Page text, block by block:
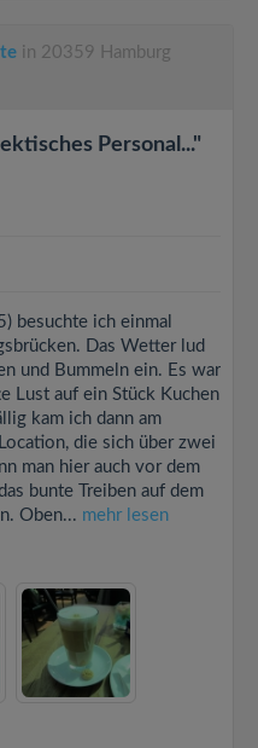
in 20359 Hamburg
Personal..."
besuchte ich einmal
Das Wetter lud
und Bummeln ein. Es war
Lust auf ein Stück Kuchen
kam ich dann am
die sich über zwei
man hier auch vor dem
bunte Treiben auf dem
Oben... mehr lesen